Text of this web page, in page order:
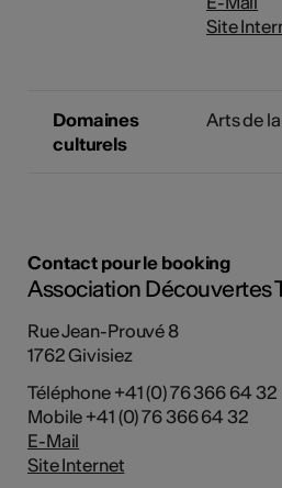
Site
Domaines
culturels
Arts de
Contact pour le booking
Association Découvertes
Rue Jean-Prouvé 8
1762 Givisiez
Téléphone +41 (0) 76 366 64 32
Mobile +41 (0) 76 366 64 32
E-Mail
Site Internet